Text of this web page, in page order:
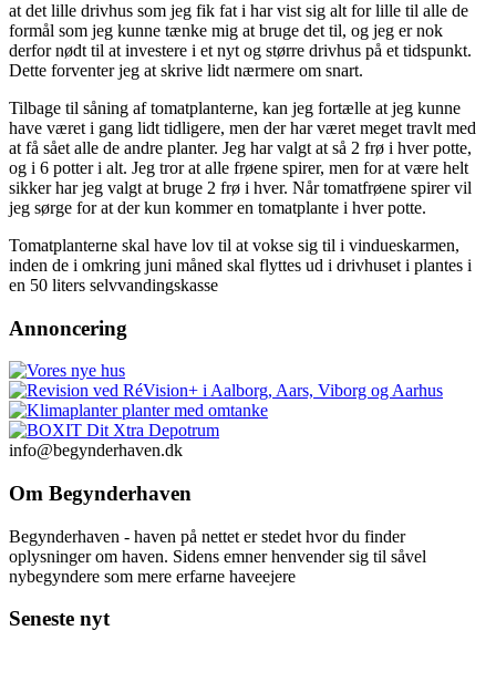
at det lille drivhus som jeg fik fat i har vist sig alt for lille til alle de
formål som jeg kunne tænke mig at bruge det til, og jeg er nok
derfor nødt til at investere i et nyt og større drivhus på et tidspunkt.
Dette forventer jeg at skrive lidt nærmere om snart.
Tilbage til såning af tomatplanterne, kan jeg fortælle at jeg kunne
have været i gang lidt tidligere, men der har været meget travlt med
at få sået alle de andre planter. Jeg har valgt at så 2 frø i hver potte,
og i 6 potter i alt. Jeg tror at alle frøene spirer, men for at være helt
sikker har jeg valgt at bruge 2 frø i hver. Når tomatfrøene spirer vil
jeg sørge for at der kun kommer en tomatplante i hver potte.
Tomatplanterne skal have lov til at vokse sig til i vindueskarmen,
inden de i omkring juni måned skal flyttes ud i drivhuset i plantes i
en 50 liters selvvandingskasse
Annoncering
info@begynderhaven.dk
Om Begynderhaven
Begynderhaven - haven på nettet er stedet hvor du finder
oplysninger om haven. Sidens emner henvender sig til såvel
nybegyndere som mere erfarne haveejere
Seneste nyt